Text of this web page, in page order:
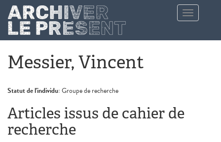
Aller au contenu principal
Toggle
navigation
Messier, Vincent
Statut de l'individu:Groupe de recherche
Articles issus de cahier de
recherche